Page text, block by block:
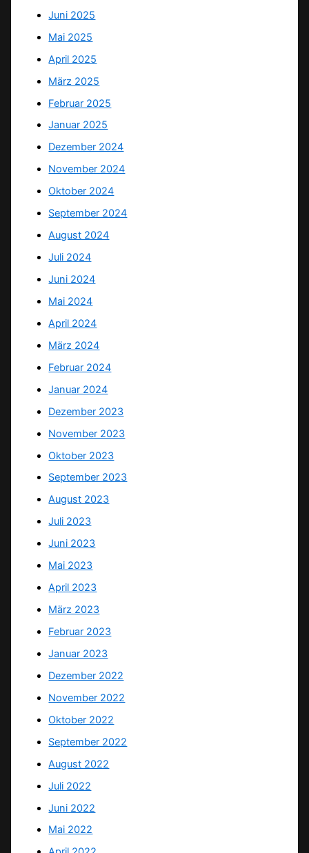
Juni 2025
Mai 2025
April 2025
März 2025
Februar 2025
Januar 2025
Dezember 2024
November 2024
Oktober 2024
September 2024
August 2024
Juli 2024
Juni 2024
Mai 2024
April 2024
März 2024
Februar 2024
Januar 2024
Dezember 2023
November 2023
Oktober 2023
September 2023
August 2023
Juli 2023
Juni 2023
Mai 2023
April 2023
März 2023
Februar 2023
Januar 2023
Dezember 2022
November 2022
Oktober 2022
September 2022
August 2022
Juli 2022
Juni 2022
Mai 2022